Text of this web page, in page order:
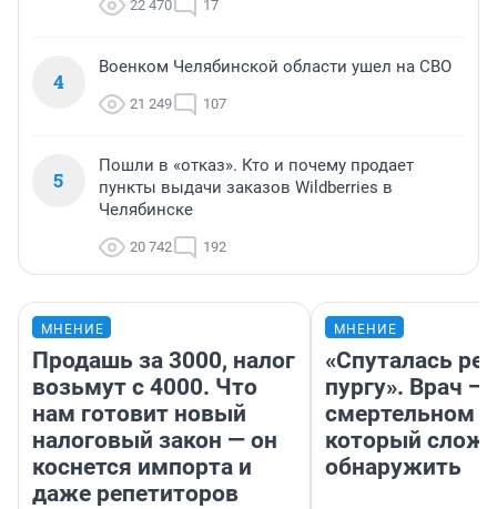
22 470 17
4
Военком Челябинской области ушел на СВО
21 249 107
5
Пошли в «отказ». Кто и почему продает
пункты выдачи заказов Wildberries в
Челябинске
20 742 192
МНЕНИЕ
Продашь за 3000, налог
возьмут с 4000. Что
нам готовит новый
налоговый закон — он
коснется импорта и
даже репетиторов
МНЕНИЕ
«Спуталась
пургу». Врач —
смертельном
который
обнаружить